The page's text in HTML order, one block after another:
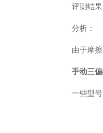
评测结果
分析：
由于摩擦力
手动三
一些型号的